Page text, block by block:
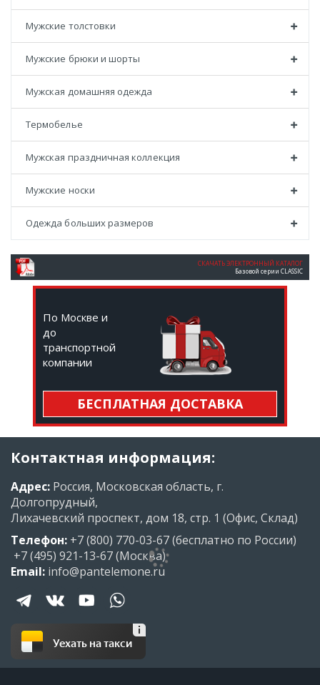
Мужские толстовки
Мужские брюки и шорты
Мужская домашняя одежда
Термобелье
Мужская праздничная коллекция
Мужские носки
Одежда больших размеров
СКАЧАТЬ ЭЛЕКТРОННЫЙ КАТАЛОГ
Базовой серии CLASSIC
По Москве и
до
транспортной
компании
БЕСПЛАТНАЯ ДОСТАВКА
Контактная информация:
Адрес: Россия, Московская область, г.
Долгопрудный,
Лихачевский проспект, дом 18, стр. 1 (Офис, Склад)
Телефон: +7 (800) 770-03-67(бесплатно по России)
+7 (495) 921-13-67(Москва)
Email: info@pantelemone.ru
Уехать на такси